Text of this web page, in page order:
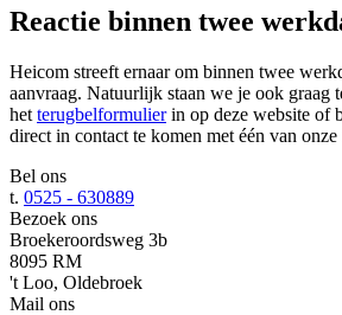
Reactie binnen twee
Heicom streeft ernaar om binnen twee
aanvraag. Natuurlijk staan we je ook graag
het terugbelformulierin op deze website of
direct in contact te komen met één van onze
Bel ons
t. 0525 - 630889
Bezoek ons
Broekeroordsweg 3b
8095 RM
't Loo, Oldebroek
Mail ons